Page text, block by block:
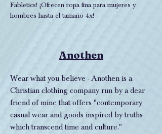
Fabletics! ¡Ofrecen ropa fina para mujeres y
hombres hasta el tamaño 4x!
Anothen
Wear what you believe - Anothen is a
Christian clothing company run by a dear
friend of mine that offers "contemporary
casual wear and goods inspired by truths
which transcend time and culture."